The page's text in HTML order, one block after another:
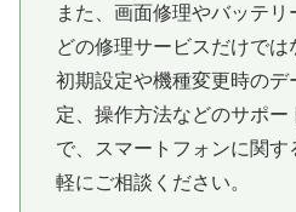
また、画面修理やバッテ
どの修理サービスだけで
初期設定や機種変更時のデ
定、操作方法などのサポ
で、スマートフォンに関
軽にご相談ください。